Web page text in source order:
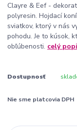
Clayre & Eef -
polyresin. Hojdací
sviatkov, ktorý v nás
pohodu. Je to kúsok,
obľúbenosti. celý
Dostupnosť
Nie sme platcovia DPH